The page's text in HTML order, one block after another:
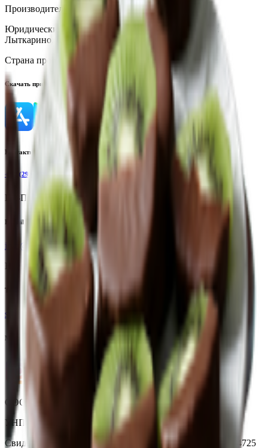
Производитель:
ООО «БестФуд»
Юридический адрес:140080, РФ, Московская обл., г.
Лыткарино, ш. Тураевское, 14 Е.
Страна производства:
Россия
Скачать приложение
Контактный телефон
+375(29)6875999
Пн-Пт: 8:00 - 17:00
E-mail
info@yoda.by
Не для электронных обращений
Тех. поддержка
support@yoda.by
Мы в соцсетях
ООО «Торговая сеть «Продмир»
УНП 490314725
Свидетельство о государственной регистрации № 490314725